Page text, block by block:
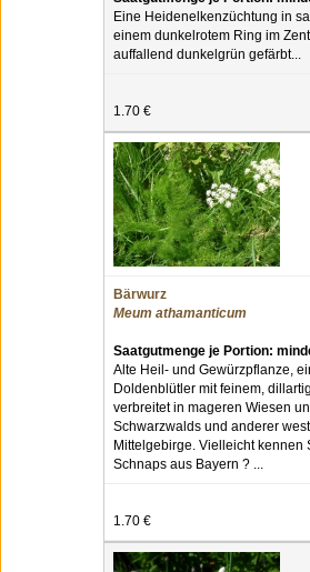
Eine Heidenelkenzüchtung in
einem dunkelrotem Ring im
auffallend dunkelgrün gefärbt...
1.70 €
Bärwurz
Meum athamanticum
Saatgutmenge je Portion:
Alte Heil- und Gewürzpflanze,
Doldenblütler mit feinem,
verbreitet in mageren Wiesen
Schwarzwalds und anderer
Mittelgebirge. Vielleicht kennen
Schnaps aus Bayern ? ...
1.70 €